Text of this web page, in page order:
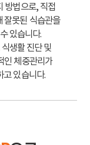
방법으로, 직접
잘못된 식습관을
있습니다.
생활 진단 및
인 체중관리가
고 있습니다.